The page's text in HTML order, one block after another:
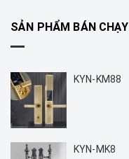
SẢN PHẨM BÁN CHẠY
KYN-KM88
KYN-MK8